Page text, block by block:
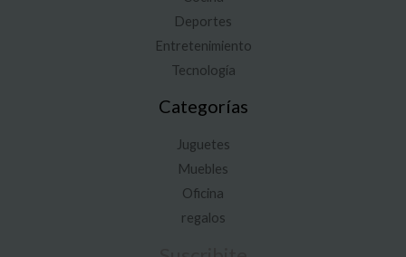
Deportes
Entretenimiento
Tecnología
Categorías
Juguetes
Muebles
Oficina
regalos